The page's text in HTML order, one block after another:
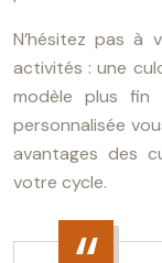
N’hésitez pas à
activités : une
modèle plus
personnalisée
avantages des
votre cycle.